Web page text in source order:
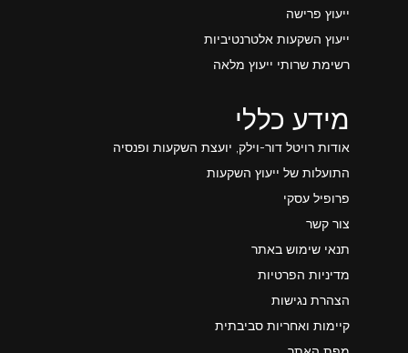
ייעוץ פרישה
ייעוץ השקעות אלטרנטיביות
רשימת שרותי ייעוץ מלאה
מידע כללי
אודות רויטל דור-וילק, יועצת השקעות ופנסיה
התועלות של ייעוץ השקעות
פרופיל עסקי
צור קשר
תנאי שימוש באתר
מדיניות הפרטיות
הצהרת נגישות
קיימות ואחריות סביבתית